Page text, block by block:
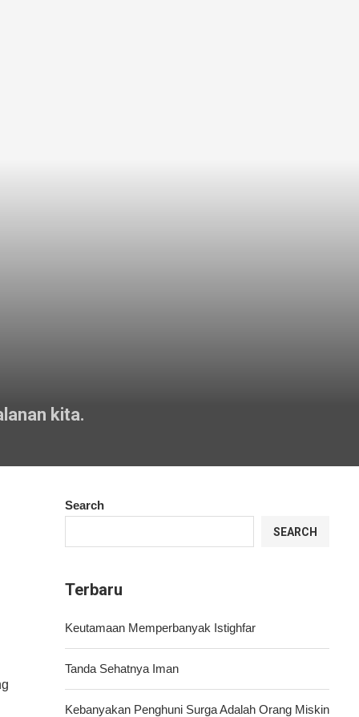
kita.
Search
SEARCH
Terbaru
Keutamaan Memperbanyak Istighfar
Tanda Sehatnya Iman
Kebanyakan Penghuni Surga Adalah Orang Miskin